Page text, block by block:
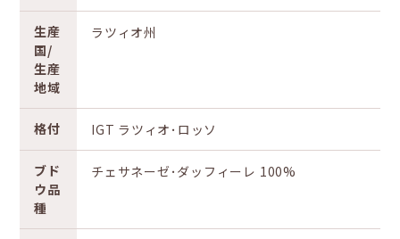
生産
国/
生産
地域
ラツィオ州
格付 IGT ラツィオ･ロッソ
ブド
ウ品
種
チェサネーゼ･ダッフィーレ 100%